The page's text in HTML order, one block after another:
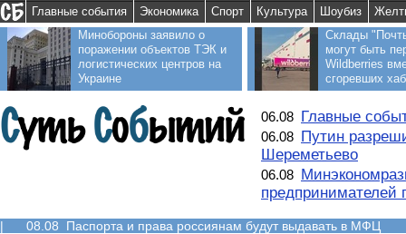
Главные события Экономика Спорт Культура Шоубиз
Минобороны заявило о
поражении объектов ТЭК и
логистических центров на
Украине
Склады
могут быть
Wildberries
сгоревших
06.08 Главные
06.08 Путин
Шереметьево
06.08
предпринимателей
| 08.08 Паспорта и права россиянам будут выдавать в МФЦ